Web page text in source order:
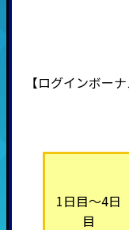
【ログインボーナ
1日目～4日
目